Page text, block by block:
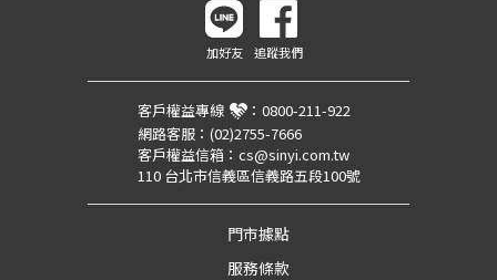
加好友 追蹤我們
客戶權益專線 ： 0800-211-922
網路客服： (02)2755-7666
客戶權益信箱： cs@sinyi.com.tw
110 台北市信義區信義路五段100號
門市據點
服務條款